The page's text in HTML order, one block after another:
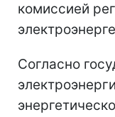
комиссией
Согласно